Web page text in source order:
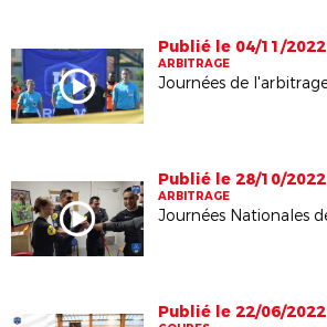
Publié le 04/11/2022
ARBITRAGE
Publié le 28/10/2022
ARBITRAGE
Publié le 22/06/2022